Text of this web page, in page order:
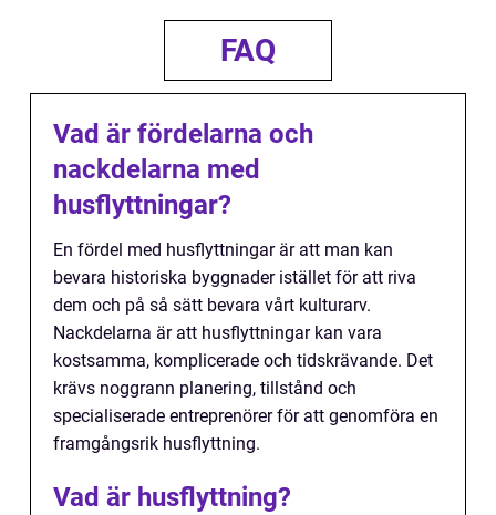
FAQ
Vad är fördelarna och
nackdelarna med
husflyttningar?
En fördel med husflyttningar är att man kan
bevara historiska byggnader istället för att riva
dem och på så sätt bevara vårt kulturarv.
Nackdelarna är att husflyttningar kan vara
kostsamma, komplicerade och tidskrävande. Det
krävs noggrann planering, tillstånd och
specialiserade entreprenörer för att genomföra en
framgångsrik husflyttning.
Vad är husflyttning?